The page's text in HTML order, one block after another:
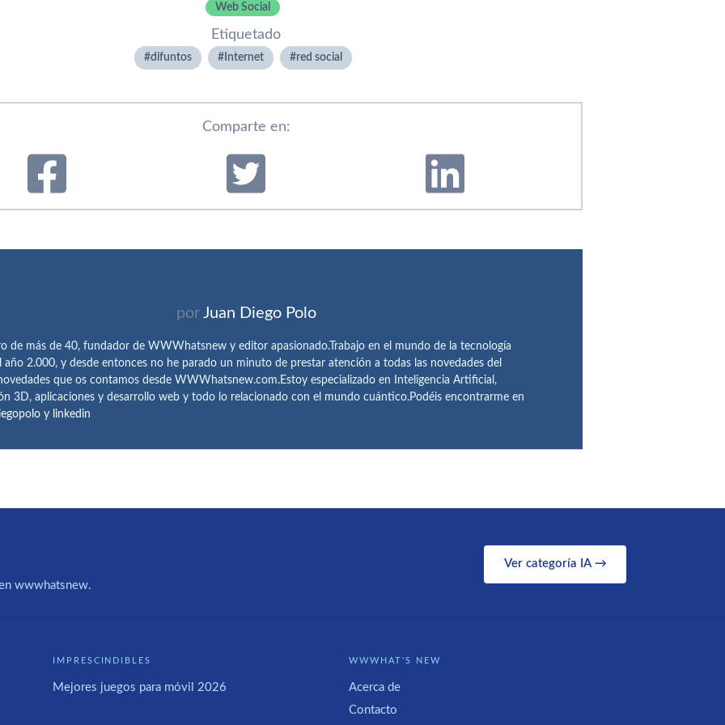
Web Social
Etiquetado
difuntos Internet red social
Comparte en:
por Juan Diego Polo
de más de 40, fundador de WWWhatsnew y editor apasionado.Trabajo en el mundo de la tecnología
año 2.000, y desde entonces no he parado un minuto de prestar atención a todas las novedades del
que os contamos desde WWWhatsnew.com.Estoy especializado en Inteligencia Artificial,
3D, aplicaciones y desarrollo web y todo lo relacionado con el mundo cuántico.Podéis encontrarme en
y linkedin
wwwhatsnew.
Ver categoría IA →
IMPRESCINDIBLES
Mejores juegos para móvil 2026
WWWHAT'S NEW
Acerca de
Contacto